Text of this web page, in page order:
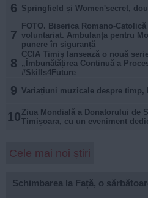
6 Springfield și Women'secret,
7
FOTO. Biserica Romano-
voluntariat. Ambulanța pentru
punere în siguranță
8
CCIA Timiș lansează o nouă
„Îmbunătățirea Continuă a
#Skills4Future
9 Variațiuni muzicale despre timp,
10 Ziua Mondială a Donatorului de
Timișoara, cu un eveniment
Cele mai noi știri
Schimbarea la Față, o